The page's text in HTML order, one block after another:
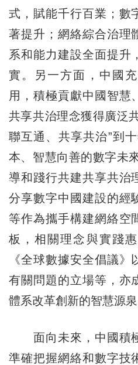
式，賦能千行百業；數
著提升；網絡綜合治理
系和能力建設全面提升
實。另一方面，中國
用，積極貢獻中國智慧
共享共治理念獲得廣泛
聯互通、共享共治”到
本、智慧向善的數字未
導和踐行共建共享共治
分享數字中國建設的經
等作為攜手構建網絡空
板，相關理念與實踐
《全球數據安全倡議
有關問題的立場等，亦
體系改革創新的智慧源泉
面向未來，中國積極
準確把握網絡和數字技